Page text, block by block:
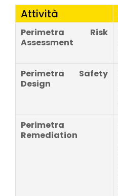
Attività
Perimetra Risk
Assessment
Perimetra Safety
Design
Perimetra
Remediation